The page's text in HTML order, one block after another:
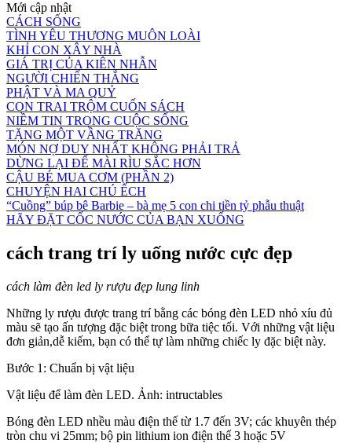
Mới cập nhật
CÁCH SỐNG
TÌNH YÊU THƯƠNG MUÔN LOÀI
KHỈ CON XÂY NHÀ
GIÁ TRỊ CỦA KIÊN NHẪN
NGƯỜI CHIẾN THẮNG
PHẬT VÀ MA QUỶ
CON TRAI TRỘM CUỐN SÁCH
NIỀM TIN TRONG CUỘC SỐNG
TẶNG MỘT VẦNG TRĂNG
MÓN NỢ DUY NHẤT KHÔNG PHẢI TRẢ
DỪNG LẠI ĐỂ MÀI RÌU SẮC HƠN
CẬU BÉ MUA CƠM (PHẦN 2)
CHUYỆN HAI CHÚ ẾCH
“Cuồng” búp bê Barbie – bà mẹ 5 con chi tiền tỷ phẫu thuật
HÃY ĐẶT CỐC NƯỚC CỦA BẠN XUỐNG
cách trang trí ly uống nước cực đẹp
cách làm đèn led ly rượu đẹp lung linh
Những ly rượu được trang trí bằng các bóng đèn LED nhỏ xíu đủ
màu sẽ tạo ấn tượng đặc biệt trong bữa tiệc tối. Với những vật liệu
đơn giản,dễ kiếm, bạn có thể tự làm những chiếc ly đặc biệt này.
Bước 1: Chuẩn bị vật liệu
Vật liệu để làm đèn LED. Ảnh: intructables
Bóng đèn LED nhều màu điện thế từ 1.7 đến 3V; các khuyên thép
tròn chu vi 25mm; bộ pin lithium ion điện thế 3 hoặc 5V